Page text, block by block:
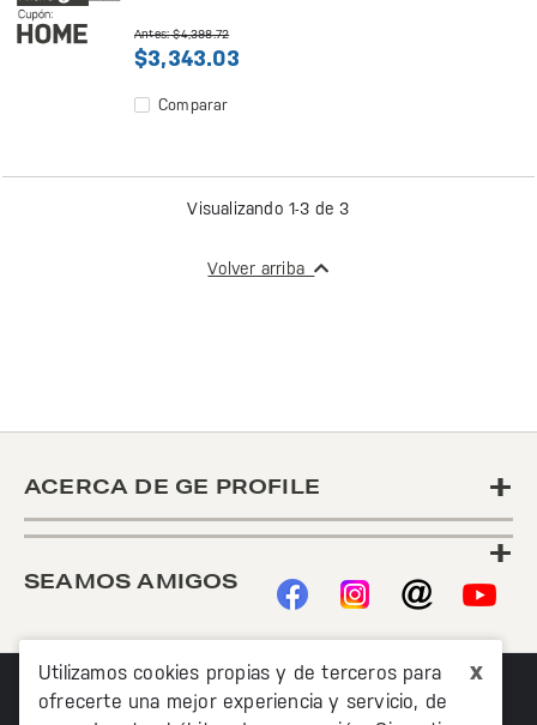
x
Utilizamos cookies propias y de terceros para
ofrecerte una mejor experiencia y servicio, de
Antes: $4,398.72
$3,343.03
Comparar
Visualizando 1-3 de 3
Volver arriba
ACERCA DE GE PROFILE
+
+
SEAMOS AMIGOS